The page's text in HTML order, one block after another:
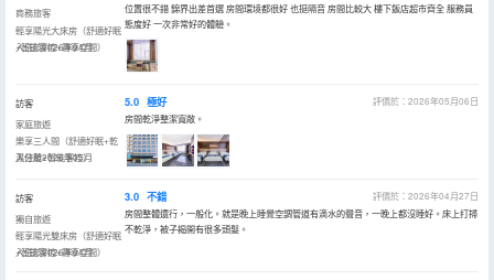
商務旅客
輕享陽光大床房（舒適好眠
+智能客控+靜享空間）
入住於2026年04月
位置很不錯 錦界出差首選 房間環境都很好 也挺隔音 房間比較大 樓下飯店超市齊全 服務員
態度好 一次非常好的體驗。
訪客
家庭旅遊
樂享三人間（舒適好眠+乾
濕分離+智能客控）
入住於2026年05月
5.0 極好
評價於：2026年05月06日
房間乾淨整潔寬敞。
訪客
獨自旅遊
輕享陽光雙床房（舒適好眠
+智能客控+靜享空間）
入住於2026年04月
3.0 不錯
評價於：2026年04月27日
房間整體還行，一般化。就是晚上睡覺空調管道有滴水的聲音，一晚上都沒睡好。床上打掃
不乾淨，被子揭開有很多頭髮。